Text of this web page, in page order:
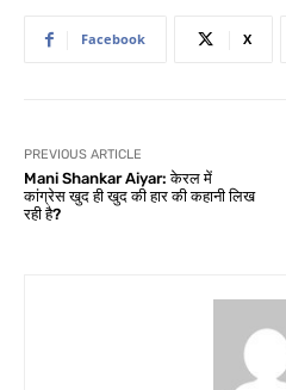
Facebook X
PREVIOUS ARTICLE
Mani Shankar Aiyar: केरल में
कांग्रेस खुद ही खुद की हार की कहानी लिख
रही है?